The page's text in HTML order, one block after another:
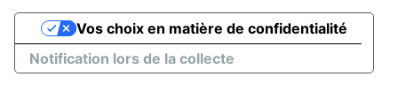
Notification lors de la collecte
Vos choix en matière de confidentialité